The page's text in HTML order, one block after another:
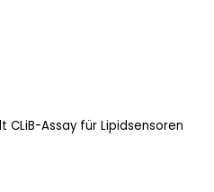
Assay für Lipidsensoren